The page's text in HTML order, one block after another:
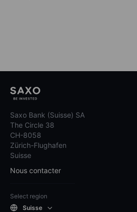
Saxo Bank (Suisse) SA
The Circle 38
CH-8058
Zürich-Flughafen
Suisse
Nous contacter
Select region
Suisse